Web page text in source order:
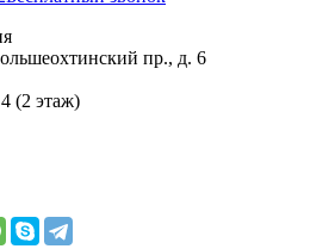
пр., д. 6
(2 этаж)